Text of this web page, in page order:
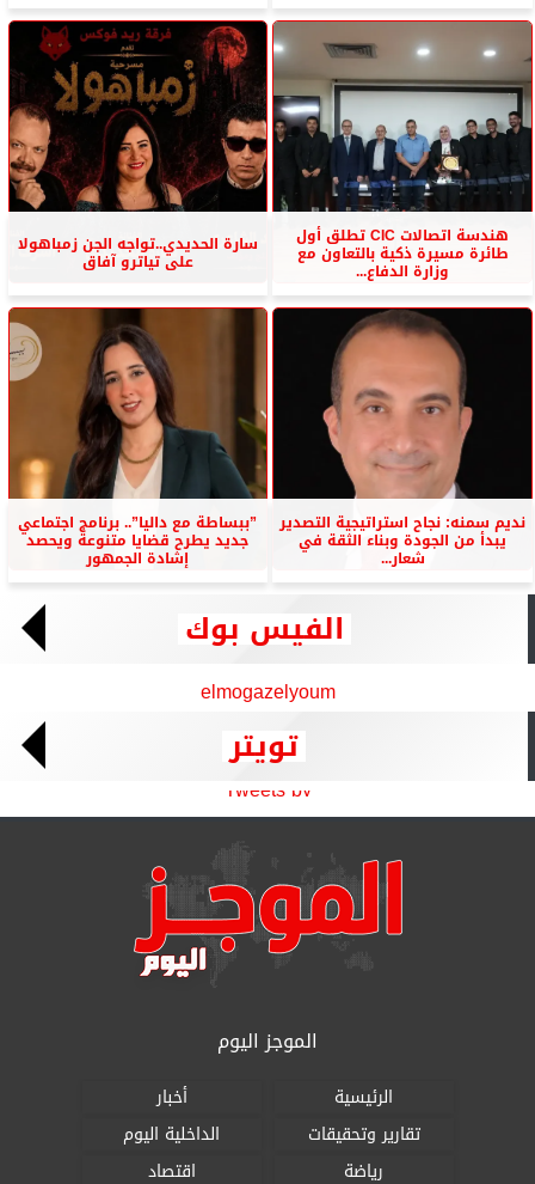
هندسة اتصالات CIC تطلق أول
طائرة مسيرة ذكية بالتعاون مع
وزارة الدفاع...
سارة الحديدي..تواجه الجن زمباهولا
على تياترو آفاق
نديم سمنه: نجاح استراتيجية التصدير
يبدأ من الجودة وبناء الثقة في
شعار...
”ببساطة مع داليا”.. برنامج اجتماعي
جديد يطرح قضايا متنوعة ويحصد
إشادة الجمهور
الفيس بوك
elmogazelyoum
تويتر
Tweets by
الموجز اليوم
الرئيسية
أخبار
تقارير وتحقيقات
الداخلية اليوم
رياضة
اقتصاد